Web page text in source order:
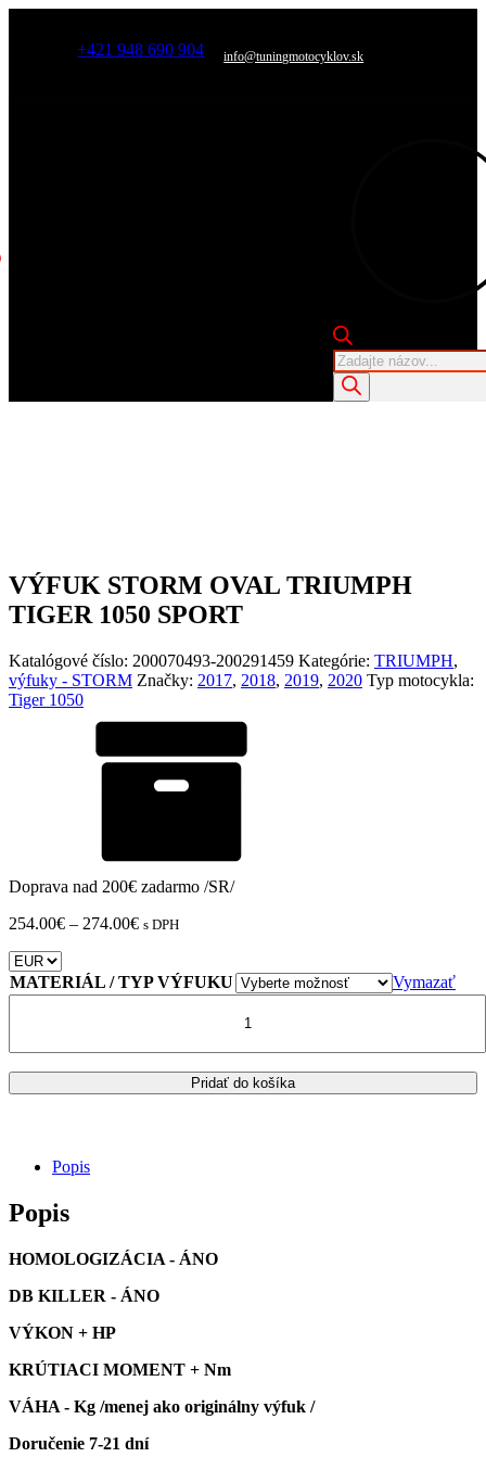
+421 948 690 904 info@tuningmotocyklov.sk
Products
search
VÝFUK STORM OVAL TRIUMPH
TIGER 1050 SPORT
Katalógové číslo: 200070493-200291459 Kategórie: TRIUMPH,
výfuky - STORM Značky: 2017, 2018, 2019, 2020 Typ motocykla:
Tiger 1050
Doprava nad 200€ zadarmo /SR/
254.00€ – 274.00€Price
through
274.00€
s DPH
MATERIÁL / TYP VÝFUKU
Vymazať
TRIUMPH
TIGER
Pridať do košíka
Popis
Popis
HOMOLOGIZÁCIA - ÁNO
DB KILLER - ÁNO
VÝKON + HP
KRÚTIACI MOMENT + Nm
VÁHA - Kg /menej ako originálny výfuk /
Doručenie 7-21 dní